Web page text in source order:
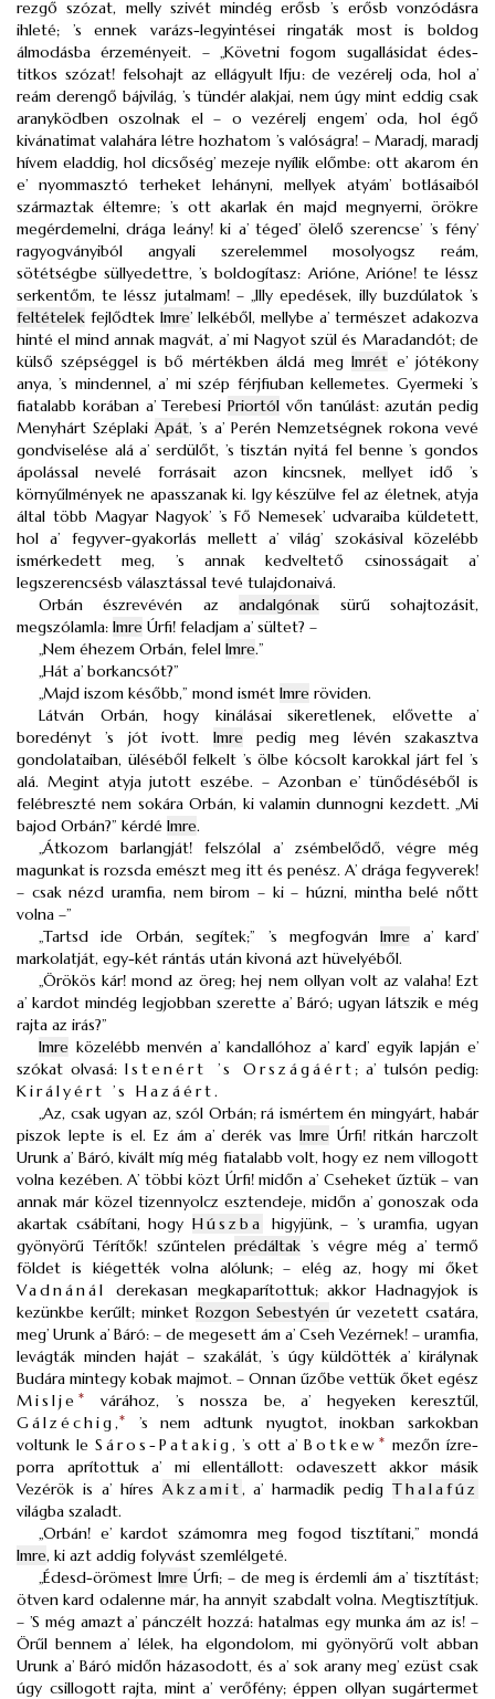
rezgő szózat, melly szivét mindég erősb ’s erősb vonzódásra
ihleté; ’s ennek varázs-legyintései ringaták most is boldog
álmodásba érzeményeit. – „Követni fogom sugallásidat édes-
titkos szózat! felsohajt az ellágyult Ifju: de vezérelj oda, hol a’
reám derengő bájvilág, ’s tündér alakjai, nem úgy mint eddig csak
aranyködben oszolnak el – o vezérelj engem’ oda, hol égő
kivánatimat valahára létre hozhatom ’s valóságra! – Maradj, maradj
hívem eladdig, hol dicsőség’ mezeje nyílik előmbe: ott akarom én
e’ nyommasztó terheket lehányni, mellyek atyám’ botlásaiból
származtak éltemre; ’s ott akarlak én majd megnyerni, örökre
megérdemelni, drága leány! ki a’ téged’ ölelő szerencse’ ’s fény’
ragyogványiból angyali szerelemmel mosolyogsz reám,
sötétségbe süllyedettre, ’s boldogítasz: Arióne, Arióne! te léssz
serkentőm, te léssz jutalmam! – „Illy epedések, illy buzdúlatok ’s
feltételek fejlődtek Imre’ lelkéből, mellybe a’ természet adakozva
hinté el mind annak magvát, a’ mi Nagyot szül és Maradandót; de
külső szépséggel is bő mértékben áldá megImrét e’ jótékony
anya, ’s mindennel, a’ mi szép férjfiuban kellemetes. Gyermeki ’s
fiatalabb korában a’ Terebesi Priortól vőn tanúlást: azután pedig
Menyhárt Széplaki Apát, ’s a’ Perén Nemzetségnek rokona vevé
gondviselése alá a’ serdülőt, ’s tisztán nyitá fel benne ’s gondos
ápolással nevelé forrásait azon kincsnek, mellyet idő ’s
környűlmények ne apasszanak ki. Igy készülve fel az életnek, atyja
által több Magyar Nagyok’ ’s Fő Nemesek’ udvaraiba küldetett,
hol a’ fegyver-gyakorlás mellett a’ világ’ szokásival közelébb
ismérkedett meg, ’s annak kedveltető csinosságait a’
legszerencsésb választással tevé tulajdonaivá.
Orbán észrevévén azandalgónak sürű sohajtozásit,
megszólamla: Imre Úrfi! feladjam a’ sültet? –
„Nem éhezem Orbán, felel Imre.”
„Hát a’ borkancsót?”
„Majd iszom később,” mond ismét Imre röviden.
Látván Orbán, hogy kinálásai sikeretlenek, elővette a’
boredényt ’s jót ivott. Imrepedig meg lévén szakasztva
gondolataiban, üléséből felkelt ’s ölbe kócsolt karokkal járt fel ’s
alá. Megint atyja jutott eszébe. – Azonban e’ tünődéséből is
felébreszté nem sokára Orbán, ki valamin dunnogni kezdett. „Mi
bajod Orbán?” kérdé Imre.
„Átkozom barlangját! felszólal a’ zsémbelődő, végre még
magunkat is rozsda emészt meg itt és penész. A’ drága fegyverek!
– csak nézd uramfia, nem birom – ki – húzni, mintha belé nőtt
volna –”
„Tartsd ide Orbán, segítek;” ’s megfogvánImre a’ kard’
markolatját, egy-két rántás után kivoná azt hüvelyéből.
„Örökös kár! mond az öreg; hej nem ollyan volt az valaha! Ezt
a’ kardot mindég legjobban szerette a’ Báró; ugyan látszik e még
rajta az irás?”
Imre közelébb menvén a’ kandallóhoz a’ kard’ egyik lapján e’
szókat olvasá: Istenért ’s Országáért ; a’ tulsón pedig:
Királyért ’s Hazáért.
„Az, csak ugyan az, szól Orbán; rá ismértem én mingyárt, habár
piszok lepte is el. Ez ám a’ derék vasImre Úrfi! ritkán harczolt
Urunk a’ Báró, kivált míg még fiatalabb volt, hogy ez nem villogott
volna kezében. A’ többi közt Úrfi! midőn a’ Cseheket űztük – van
annak már közel tizennyolcz esztendeje, midőn a’ gonoszak oda
akartak csábítani, hogy Húszba
higyjünk, – ’s uramfia, ugyan
gyönyörű Térítők! szűntelenprédáltak ’s végre még a’ termő
földet is kiégették volna alólunk; – elég az, hogy mi őket
Vadnánál
derekasan megkaparítottuk; akkor Hadnagyjok is
kezünkbe kerűlt; minket Rozgon Sebestyén úr vezetett csatára,
meg’ Urunk a’ Báró: – de megesett ám a’ Cseh Vezérnek! – uramfia,
levágták minden haját – szakálát, ’s úgy küldötték a’ királynak
Budára mintegy kobak majmot. – Onnan űzőbe vettük őket egész
Mislje *
várához, ’s nossza be, a’ hegyeken keresztűl,
Gálzéchig,*
’s nem adtunk nyugtot, inokban sarkokban
voltunk le Sáros-Patakig, ’s ott a’ Botkew *
mezőn ízre-
porra aprítottuk a’ mi ellentállott: odaveszett akkor másik
Vezérök is a’ híres Akzamit, a’ harmadik pedig Thalafúz
világba szaladt.
„Orbán! e’ kardot számomra meg fogod tisztítani,” mondá
Imre, ki azt addig folyvást szemlélgeté.
„Édesd-örömest ImreÚrfi; – de meg is érdemli ám a’ tisztítást;
ötven kard odalenne már, ha annyit szabdalt volna. Megtisztítjuk.
– ’S még amazt a’ pánczélt hozzá: hatalmas egy munka ám az is! –
Örűl bennem a’ lélek, ha elgondolom, mi gyönyörű volt abban
Urunk a’ Báró midőn házasodott, és a’ sok arany meg’ ezüst csak
úgy csillogott rajta, mint a’ verőfény; éppen ollyan sugártermet